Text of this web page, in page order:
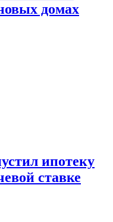
домах
ипотеку
ставке